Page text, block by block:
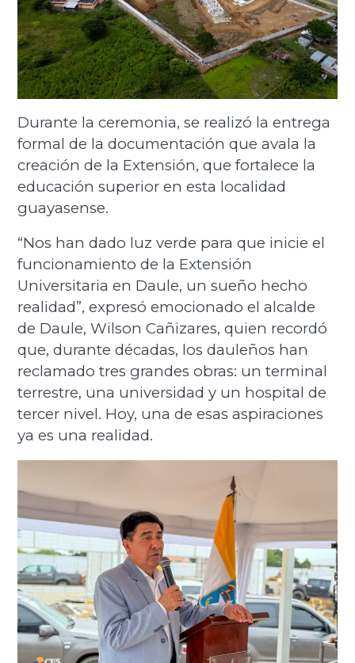
Durante la ceremonia, se realizó la entrega
formal de la documentación que avala la
creación de la Extensión, que fortalece la
educación superior en esta localidad
guayasense.
“Nos han dado luz verde para que inicie el
funcionamiento de la Extensión
Universitaria en Daule, un sueño hecho
realidad”, expresó emocionado el alcalde
de Daule, Wilson Cañizares, quien recordó
que, durante décadas, los dauleños han
reclamado tres grandes obras: un terminal
terrestre, una universidad y un hospital de
tercer nivel. Hoy, una de esas aspiraciones
ya es una realidad.